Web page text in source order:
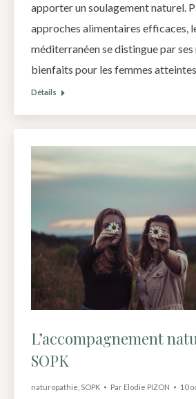
apporter un soulagement naturel.
approches alimentaires efficaces,
méditerranéen se distingue par
bienfaits pour les femmes
Détails
L’accompagnement
SOPK
naturopathie SOPK Par Elodie PIZON 10